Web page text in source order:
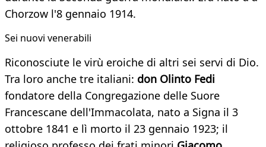
Chorzow l'8 gennaio 1914.
Sei nuovi venerabili
Riconosciute le virù eroiche di altri sei servi di Dio.
Tra loro anche tre italiani: don Olinto Fedi
fondatore della Congregazione delle Suore
Francescane dell'Immacolata, nato a Signa il 3
ottobre 1841 e lì morto il 23 gennaio 1923; il